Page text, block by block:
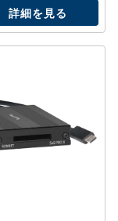
詳細を見る